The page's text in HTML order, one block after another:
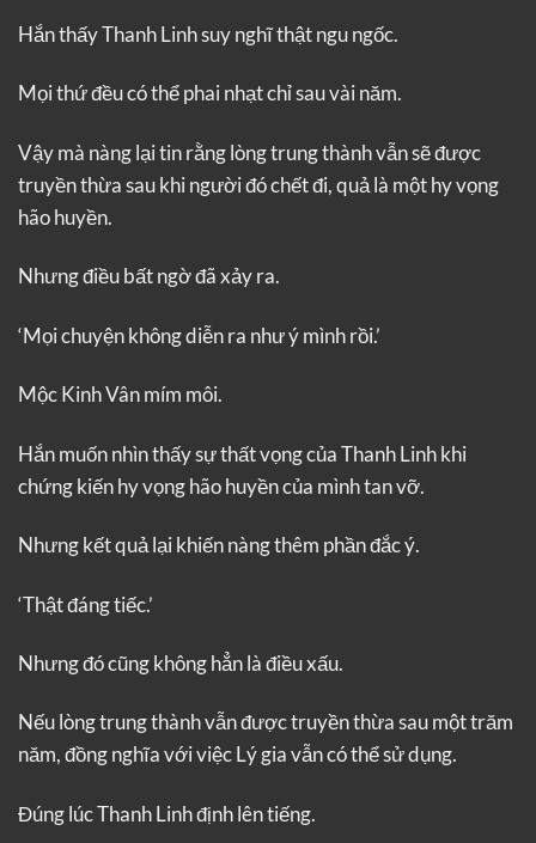
Hắn thấy Thanh Linh suy nghĩ thật ngu ngốc.
Mọi thứ đều có thể phai nhạt chỉ sau vài năm.
Vậy mà nàng lại tin rằng lòng trung thành vẫn sẽ được
truyền thừa sau khi người đó chết đi, quả là một hy vọng
hão huyền.
Nhưng điều bất ngờ đã xảy ra.
‘Mọi chuyện không diễn ra như ý mình rồi.’
Mộc Kinh Vân mím môi.
Hắn muốn nhìn thấy sự thất vọng của Thanh Linh khi
chứng kiến ​​hy vọng hão huyền của mình tan vỡ.
Nhưng kết quả lại khiến nàng thêm phần đắc ý.
‘Thật đáng tiếc.’
Nhưng đó cũng không hẳn là điều xấu.
Nếu lòng trung thành vẫn được truyền thừa sau một trăm
năm, đồng nghĩa với việc Lý gia vẫn có thể sử dụng.
Đúng lúc Thanh Linh định lên tiếng.